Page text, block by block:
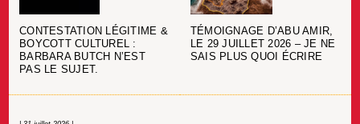
CONTESTATION LÉGITIME &
BOYCOTT CULTUREL :
BARBARA BUTCH N’EST
PAS LE SUJET.
TÉMOIGNAGE D’ABU AMIR,
LE 29 JUILLET 2026 – JE NE
SAIS PLUS QUOI ÉCRIRE